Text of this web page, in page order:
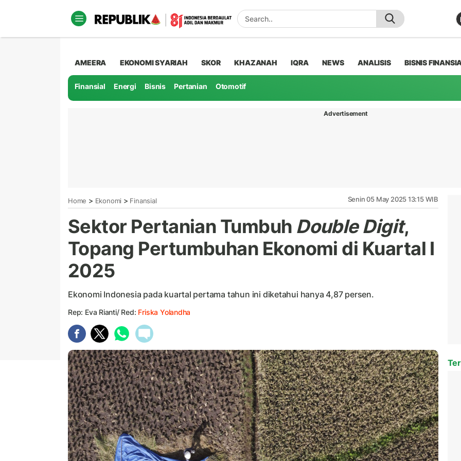
AMEERA EKONOMI SYARIAH SKOR KHAZANAH IQRA NEWS ANALISIS BISNIS
Finansial Energi Bisnis Pertanian Otomotif
Advertisement
Home > Ekonomi > Finansial Senin 05 May 2025 13:15 WIB
Sektor Pertanian Tumbuh Double Digit,
Topang Pertumbuhan Ekonomi di Kuartal I
2025
Ekonomi Indonesia pada kuartal pertama tahun ini diketahui hanya 4,87 persen.
Rep: Eva Rianti/ Red: Friska Yolandha